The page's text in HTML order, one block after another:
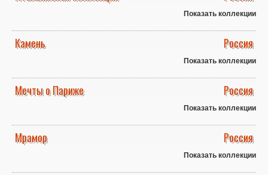
Показать коллекции
Камень Россия
Показать коллекции
Мечты о Париже Россия
Показать коллекции
Мрамор Россия
Показать коллекции